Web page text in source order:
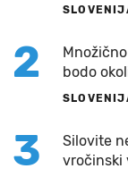
2
bodo
3
Silovite
vročinski